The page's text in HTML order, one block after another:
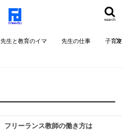
search
先生と教育のイマ 先生の仕事 子育て
フリーランス教師の働き方は